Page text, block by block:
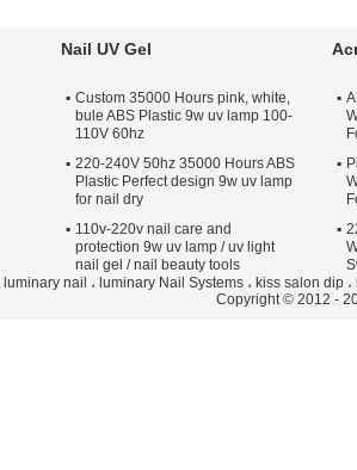
Nail UV Gel
Custom 35000 Hours pink, white,
bule ABS Plastic 9w uv lamp 100-
110V 60hz
220-240V 50hz 35000 Hours ABS
Plastic Perfect design 9w uv lamp
for nail dry
110v-220v nail care and
protection 9w uv lamp / uv light
nail gel / nail beauty tools